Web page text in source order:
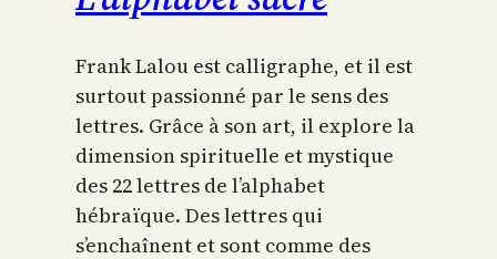
Frank Lalou est calligraphe, et il est
surtout passionné par le sens des
lettres. Grâce à son art, il explore la
dimension spirituelle et mystique
des 22 lettres de l’alphabet
hébraïque. Des lettres qui
s’enchaînent et sont comme des